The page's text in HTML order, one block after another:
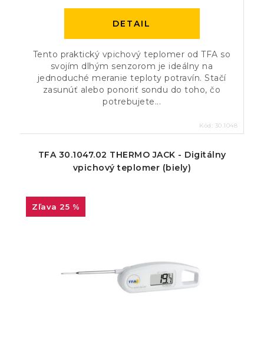
DETAIL
Tento praktický vpichový teplomer od TFA so
svojím dlhým senzorom je ideálny na
jednoduché meranie teploty potravín. Stačí
zasunúť alebo ponoriť sondu do toho, čo
potrebujete...
Kód: 30.1048
TFA 30.1047.02 THERMO JACK - Digitálny
vpichový teplomer (biely)
25 %